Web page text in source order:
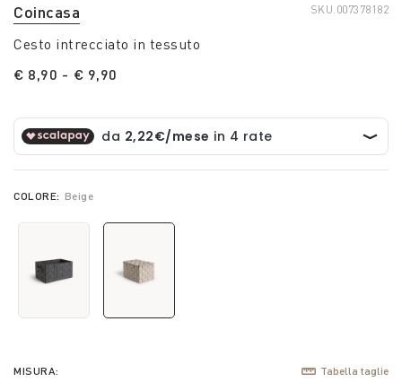
Coincasa SKU. 007378182
Cesto intrecciato in tessuto
€ 8,90 - € 9,90
COLORE: Beige
MISURA: Tabella taglie